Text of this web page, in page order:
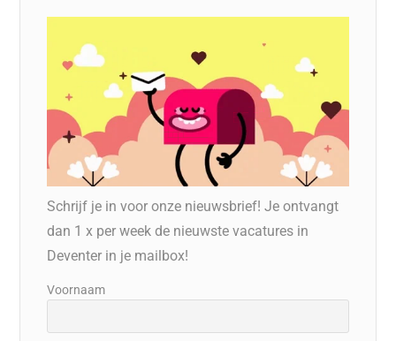
Schrijf je in voor onze nieuwsbrief! Je ontvangt
dan 1 x per week de nieuwste vacatures in
Deventer in je mailbox!
Voornaam